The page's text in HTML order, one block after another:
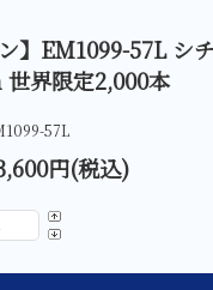
】EM1099-57L シ
界限定2,000本
57L
円(税込)